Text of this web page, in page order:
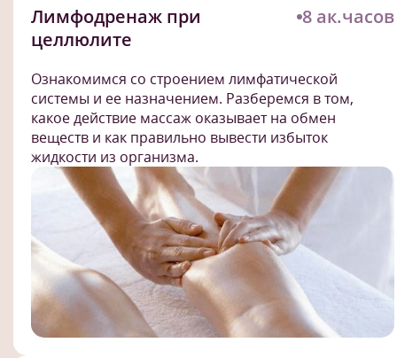
Лимфодренаж при
целлюлите
8 ак.часов
Ознакомимся со строением лимфатической
системы и ее назначением. Разберемся в том,
какое действие массаж оказывает на обмен
веществ и как правильно вывести избыток
жидкости из организма.